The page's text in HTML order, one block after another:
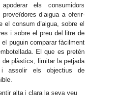
els consumidors
d’aigua a oferir-
el consum d’aigua, sobre el
i sobre el preu del litre de
el puguin comparar fàcilment
El que es pretén
de plàstics, limitar la petjada
els objectius de
alta i clara la seva veu